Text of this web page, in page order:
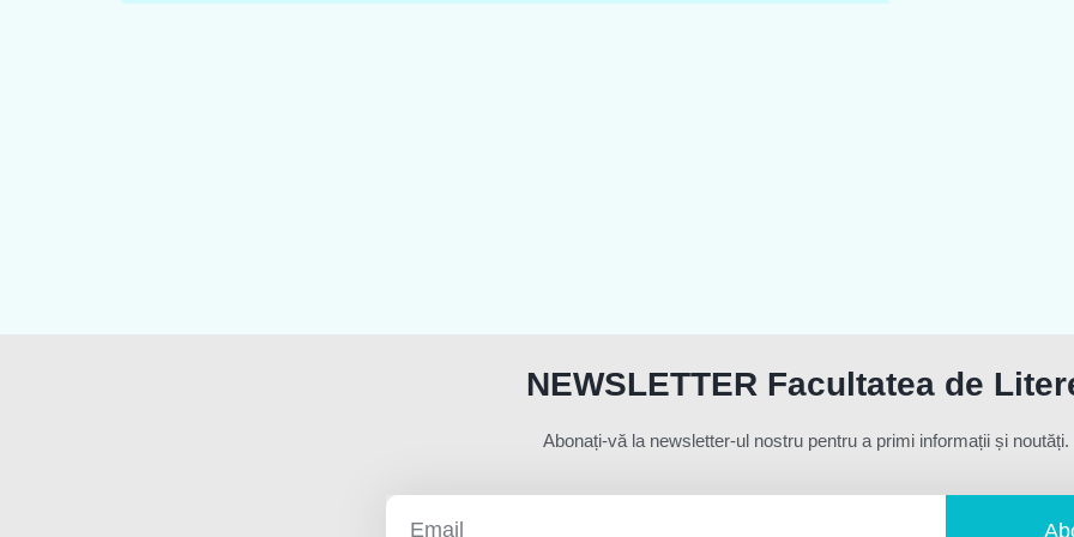
NEWSLETTER Facultatea de
Abonați-vă la newsletter-ul nostru pentru a primi informații și noutăți.